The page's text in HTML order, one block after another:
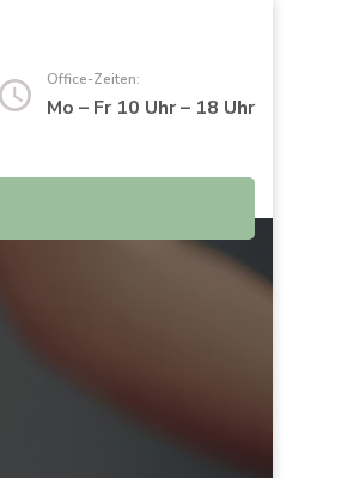
Office-Zeiten:
Mo – Fr 10 Uhr – 18 Uhr